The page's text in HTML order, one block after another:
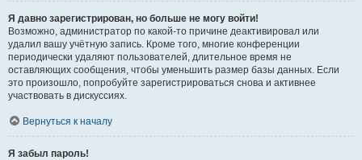
Я давно зарегистрирован, но больше не могу войти!
Возможно, администратор по какой-то причине деактивировал или
удалил вашу учётную запись. Кроме того, многие конференции
периодически удаляют пользователей, длительное время не
оставляющих сообщения, чтобы уменьшить размер базы данных. Если
это произошло, попробуйте зарегистрироваться снова и активнее
участвовать в дискуссиях.
Вернуться к началу
Я забыл пароль!